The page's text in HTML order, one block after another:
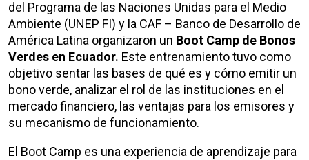
del Programa de las Naciones Unidas para el Medio
Ambiente (UNEP FI) y la CAF – Banco de Desarrollo de
América Latina organizaron un Boot Camp de Bonos
Verdes en Ecuador. Este entrenamiento tuvo como
objetivo sentar las bases de qué es y cómo emitir un
bono verde, analizar el rol de las instituciones en el
mercado financiero, las ventajas para los emisores y
su mecanismo de funcionamiento.
El Boot Camp es una experiencia de aprendizaje para